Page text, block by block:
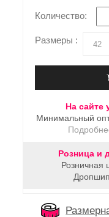
Количество:
Размеры :
На сайте
Минимальный
Розница и
Розничная